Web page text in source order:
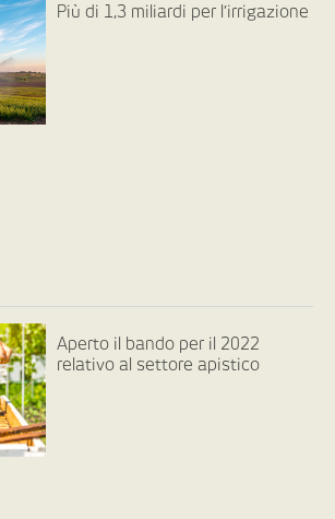
Più di 1,3 miliardi per l’irrigazione
Aperto il bando per il 2022
relativo al settore apistico